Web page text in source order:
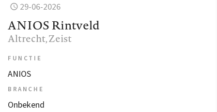
29-06-2026
ANIOS Rintveld
Altrecht, Zeist
FUNCTIE
ANIOS
BRANCHE
Onbekend